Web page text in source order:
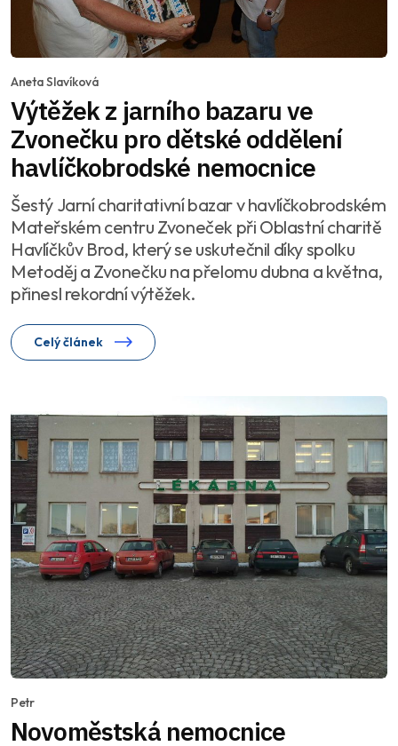
Aneta Slavíková
Výtěžek z jarního bazaru ve
Zvonečku pro dětské oddělení
havlíčkobrodské nemocnice
Šestý Jarní charitativní bazar v havlíčkobrodském
Mateřském centru Zvoneček při Oblastní charitě
Havlíčkův Brod, který se uskutečnil díky spolku
Metoděj a Zvonečku na přelomu dubna a května,
přinesl rekordní výtěžek.
Celý článek
Petr
Novoměstská nemocnice